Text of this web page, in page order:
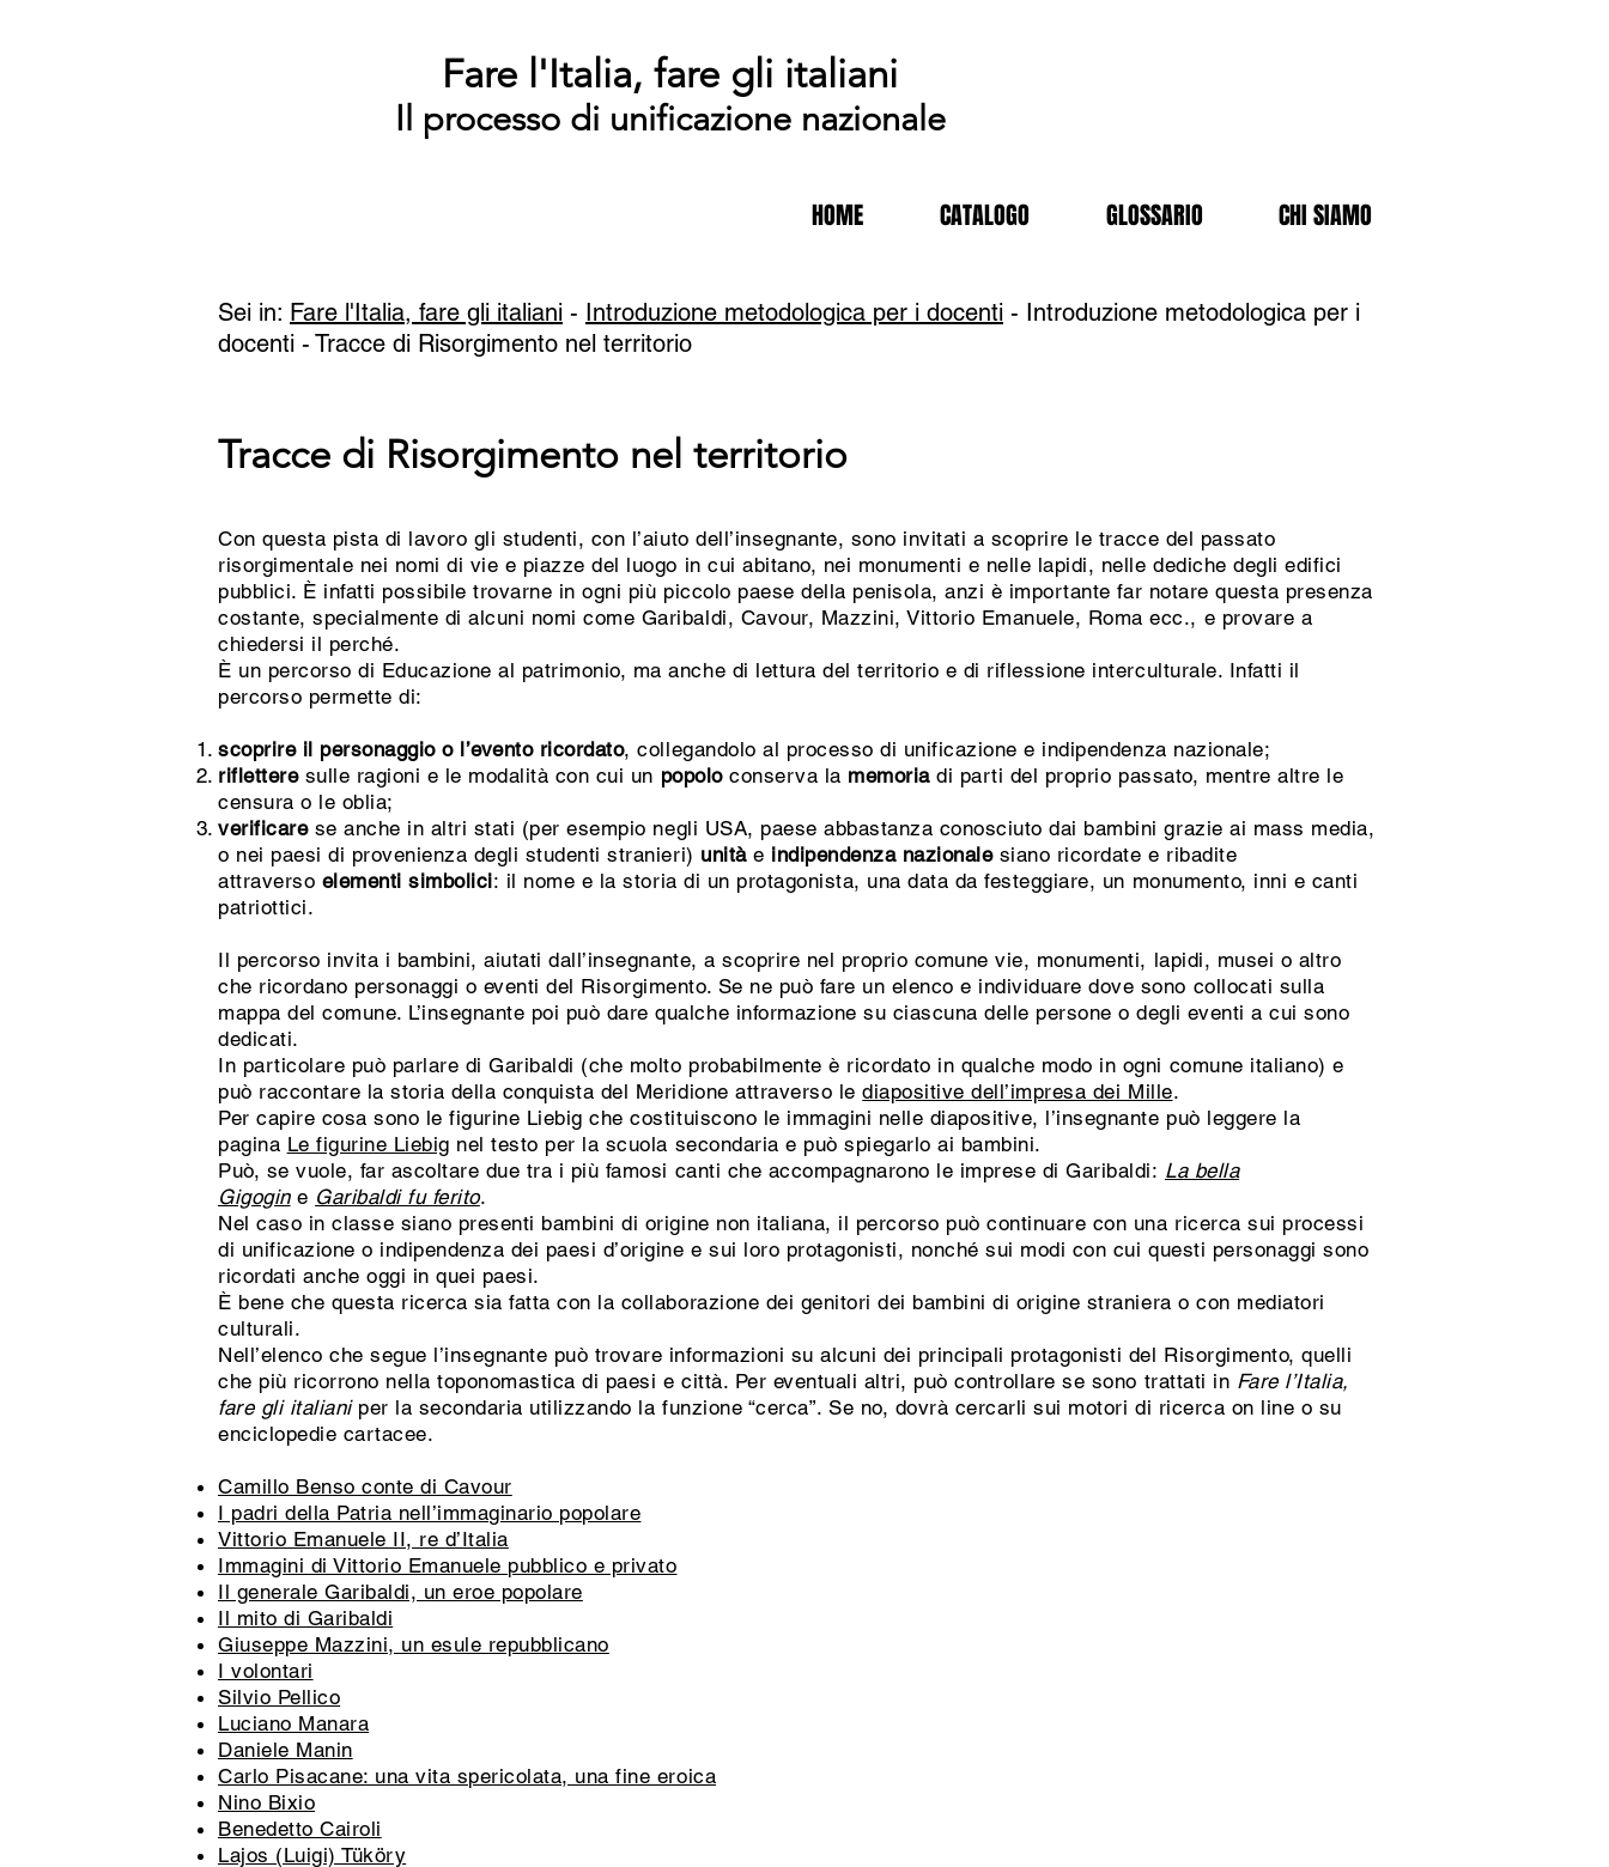
Fare l'Italia, fare gli italiani
Il processo di unificazione nazionale
HOME CATALOGO GLOSSARIO CHI SIAMO
Sei in: Fare l'Italia, fare gli italiani - Introduzione metodologica per i docenti - Introduzione metodologica per i
docenti - Tracce di Risorgimento nel territorio
Tracce di Risorgimento nel territorio
Con questa pista di lavoro gli studenti, con l’aiuto dell’insegnante, sono invitati a scoprire le tracce del passato
risorgimentale nei nomi di vie e piazze del luogo in cui abitano, nei monumenti e nelle lapidi, nelle dediche degli edifici
pubblici. È infatti possibile trovarne in ogni più piccolo paese della penisola, anzi è importante far notare questa presenza
costante, specialmente di alcuni nomi come Garibaldi, Cavour, Mazzini, Vittorio Emanuele, Roma ecc., e provare a
chiedersi il perché.
È un percorso di Educazione al patrimonio, ma anche di lettura del territorio e di riflessione interculturale. Infatti il
percorso permette di:
scoprire il personaggio o l’evento ricordato, collegandolo al processo di unificazione e indipendenza nazionale;
rifletteresulle ragioni e le modalità con cui un popoloconserva la memoriadi parti del proprio passato, mentre altre le
censura o le oblia;
verificarese anche in altri stati (per esempio negli USA, paese abbastanza conosciuto dai bambini grazie ai mass media,
o nei paesi di provenienza degli studenti stranieri) unitàe indipendenza nazionalesiano ricordate e ribadite
attraverso elementi simbolici: il nome e la storia di un protagonista, una data da festeggiare, un monumento, inni e canti
patriottici.
Il percorso invita i bambini, aiutati dall’insegnante, a scoprire nel proprio comune vie, monumenti, lapidi, musei o altro
che ricordano personaggi o eventi del Risorgimento. Se ne può fare un elenco e individuare dove sono collocati sulla
mappa del comune. L’insegnante poi può dare qualche informazione su ciascuna delle persone o degli eventi a cui sono
dedicati.
In particolare può parlare di Garibaldi (che molto probabilmente è ricordato in qualche modo in ogni comune italiano) e
può raccontare la storia della conquista del Meridione attraverso lediapositive dell’impresa dei Mille.
Per capire cosa sono le figurine Liebig che costituiscono le immagini nelle diapositive, l’insegnante può leggere la
pagina Le figurine Liebig nel testo per la scuola secondaria e può spiegarlo ai bambini.
Può, se vuole, far ascoltare due tra i più famosi canti che accompagnarono le imprese di Garibaldi: La bella
Gigogine Garibaldi fu ferito.
Nel caso in classe siano presenti bambini di origine non italiana, il percorso può continuare con una ricerca sui processi
di unificazione o indipendenza dei paesi d’origine e sui loro protagonisti, nonché sui modi con cui questi personaggi sono
ricordati anche oggi in quei paesi.
È bene che questa ricerca sia fatta con la collaborazione dei genitori dei bambini di origine straniera o con mediatori
culturali.
Nell’elenco che segue l’insegnante può trovare informazioni su alcuni dei principali protagonisti del Risorgimento, quelli
che più ricorrono nella toponomastica di paesi e città. Per eventuali altri, può controllare se sono trattati in Fare l’Italia,
fare gli italianiper la secondaria utilizzando la funzione “cerca”. Se no, dovrà cercarli sui motori di ricerca on line o su
enciclopedie cartacee.
Camillo Benso conte di Cavour
I padri della Patria nell’immaginario popolare
Vittorio Emanuele II, re d’Italia
Immagini di Vittorio Emanuele pubblico e privato
Il generale Garibaldi, un eroe popolare
Il mito di Garibaldi
Giuseppe Mazzini, un esule repubblicano
I volontari
Silvio Pellico
Luciano Manara
Daniele Manin
Carlo Pisacane: una vita spericolata, una fine eroica
Nino Bixio
Benedetto Cairoli
Lajos (Luigi) Tüköry